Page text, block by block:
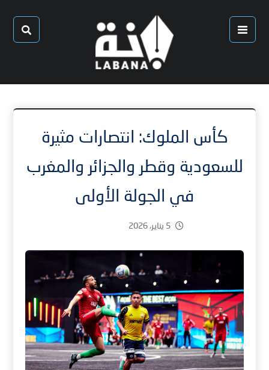
كأس الملوك: انتصارات مثيرة
للسعودية وقطر والجزائر والمغرب
في الجولة الأولى
5 يناير، 2026